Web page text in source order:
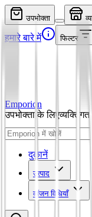
उपभोक्ता
हमारे बारे में फिल्टर
Emporion
उपभोक्ता के लिएव्यक्तिगत
दुकानें
उत्पाद
व्यंजन विधियाँ